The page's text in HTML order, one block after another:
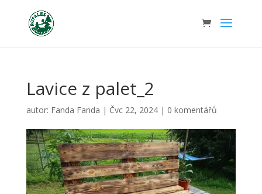
Lavice z palet_2
autor: Fanda Fanda | Čvc 22, 2024| 0 komentářů